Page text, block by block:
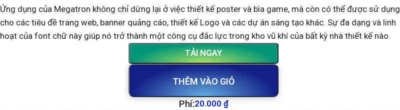
Ứng dụng của Megatron không chỉ dừng lại ở việc thiết kế poster và bìa game, mà còn có thể được sử dụng
cho các tiêu đề trang web, banner quảng cáo, thiết kế Logo và các dự án sáng tạo khác. Sự đa dạng và linh
hoạt của font chữ này giúp nó trở thành một công cụ đắc lực trong kho vũ khí của bất kỳ nhà thiết kế nào.
THÊM VÀO GIỎ
TẢI NGAY
Phí:20.000 ₫